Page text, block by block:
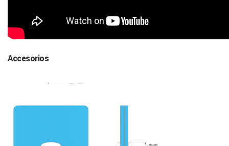
Accesorios